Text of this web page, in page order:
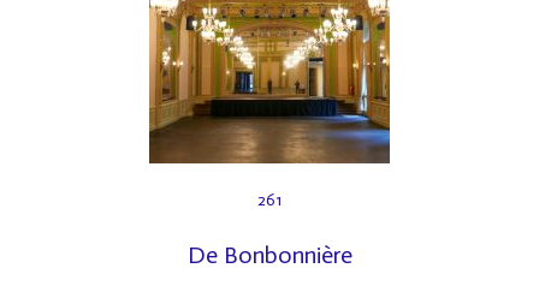
261
De Bonbonnière